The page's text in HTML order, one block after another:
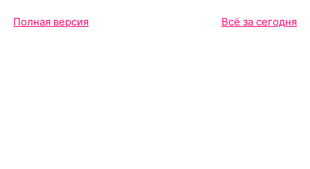
Полная версия Всё за сегодня